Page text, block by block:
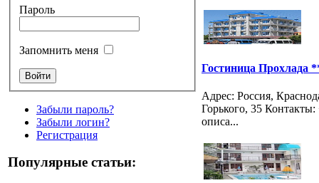
Пароль
Запомнить меня
Забыли пароль?
Забыли логин?
Регистрация
Популярные статьи:
Гостиница Прохлада
Адрес: Россия,
Горького, 35
описа...